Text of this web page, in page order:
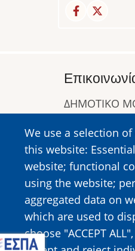
We use a selection
this website:
website; functional
using the website;
aggregated data on
which are used to
choose "ACCEPT
ΔΗΜΟΤΙΚΟ
Τηλ:
https://
Image